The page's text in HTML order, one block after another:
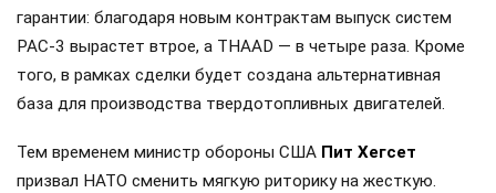
гарантии: благодаря новым контрактам выпуск систем
PAC-3 вырастет втрое, а THAAD — в четыре раза. Кроме
того, в рамках сделки будет создана альтернативная
база для производства твердотопливных двигателей.
Тем временем министр обороны США Пит Хегсет
призвал НАТО сменить мягкую риторику на жесткую.